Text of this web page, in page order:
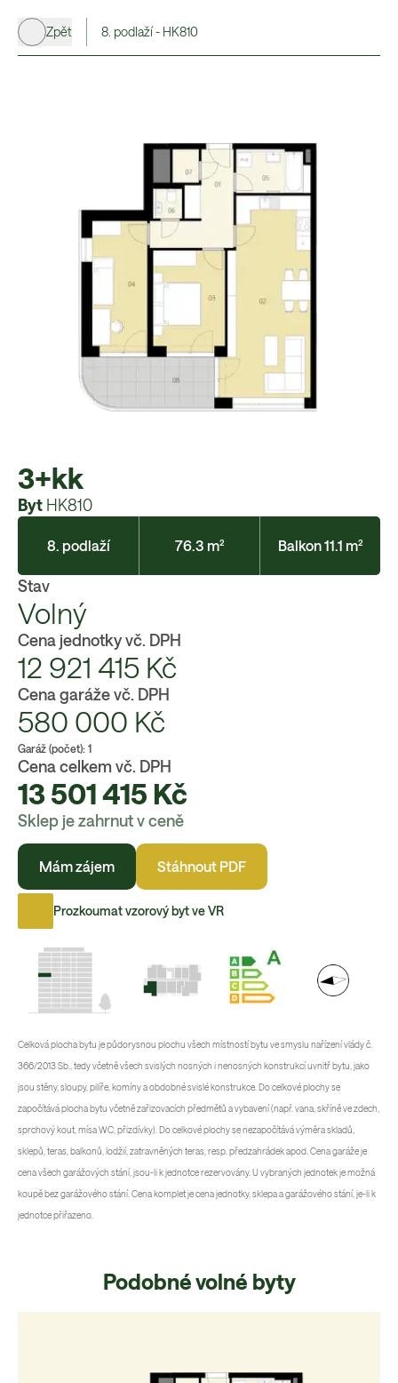
Zpět 8. podlaží - HK810
3+kk
Byt HK810
8. podlaží 76.3 m² Balkon 11.1 m²
Stav
Volný
Cena jednotky vč. DPH
12 921 415 Kč
Cena garáže vč. DPH
580 000 Kč
Garáž (počet): 1
Cena celkem vč. DPH
13 501 415 Kč
Sklep je zahrnut v ceně
Mám zájem Stáhnout PDF
Prozkoumat vzorový byt ve VR
Celková plocha bytu je půdorysnou plochu všech místností bytu ve smyslu nařízení vlády č.
366/2013 Sb., tedy včetně všech svislých nosných i nenosných konstrukcí uvnitř bytu, jako
jsou stěny, sloupy, pilíře, komíny a obdobné svislé konstrukce. Do celkové plochy se
započítává plocha bytu včetně zařizovacích předmětů a vybavení (např. vana, skříně ve zdech,
sprchový kout, mísa WC, přizdívky). Do celkové plochy se nezapočítává výměra skladů,
sklepů, teras, balkonů, lodžií, zatravněných teras, resp. předzahrádek apod. Cena garáže je
cena všech garážových stání, jsou-li k jednotce rezervovány. U vybraných jednotek je možná
koupě bez garážového stání. Cena komplet je cena jednotky, sklepa a garážového stání, je-li k
jednotce přiřazeno.
Podobné volné byty